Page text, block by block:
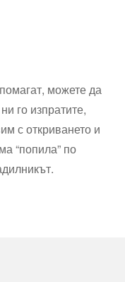
можете да
го изпратите,
с откриването и
“попила” по